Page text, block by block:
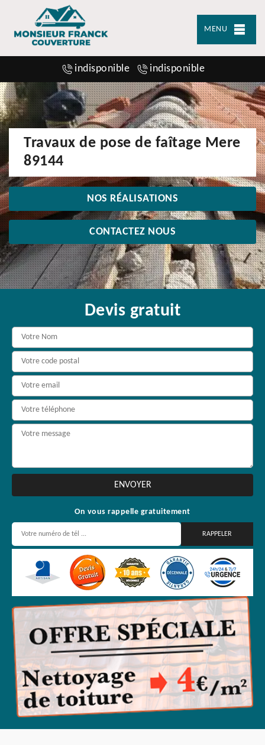
MENU
indisponible indisponible
Travaux de pose de faîtage Mere
89144
NOS RÉALISATIONS
CONTACTEZ NOUS
Devis gratuit
On vous rappelle gratuitement